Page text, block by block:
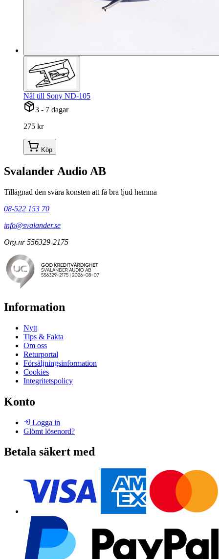
Nål till Sony ND-105
3 - 7 dagar
275 kr
Köp
Svalander Audio AB
Tillägnad den svåra konsten att få bra ljud hemma
08-522 153 70
info@svalander.se
Org.nr 556329-2175
Information
Nytt
Tips & Fakta
Om oss
Returportal
Försäljningsinformation
Cookies
Integritetspolicy
Konto
Logga in
Glömt lösenord?
Betala säkert med